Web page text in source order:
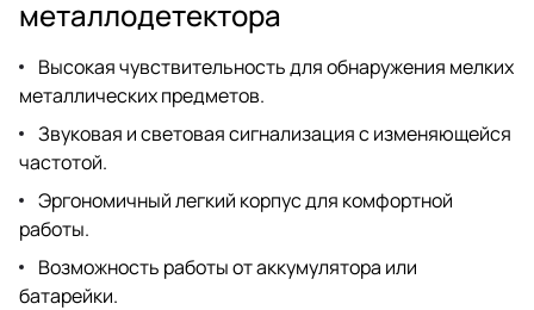
металлодетектора
Высокая чувствительность для обнаружения мелких
металлических предметов.
Звуковая и световая сигнализация с изменяющейся
частотой.
Эргономичный легкий корпус для комфортной
работы.
Возможность работы от аккумулятора или
батарейки.